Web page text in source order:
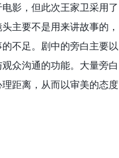
影，但此次王家卫采用了
主要不是用来讲故事的，
不足。剧中的旁白主要以
众沟通的功能。大量旁白
距离，从而以审美的态度